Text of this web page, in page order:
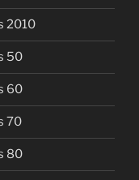
2010
50
60
70
80